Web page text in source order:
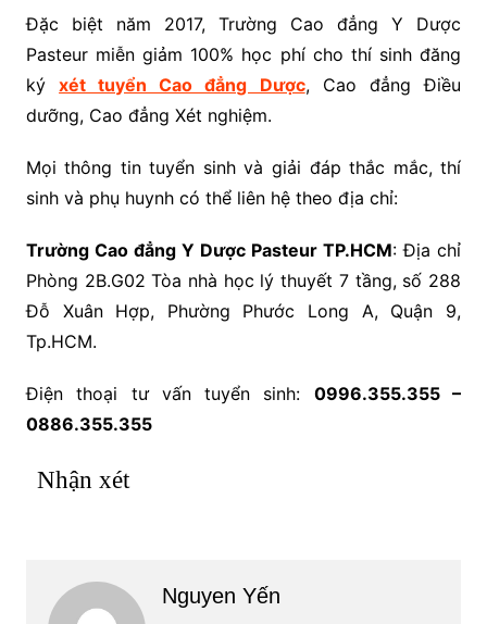
Đặc biệt năm 2017, Trường Cao đẳng Y Dược
Pasteur miễn giảm 100% học phí cho thí sinh đăng
kýxét tuyển Cao đẳng Dược, Cao đẳng Điều
dưỡng, Cao đẳng Xét nghiệm.
Mọi thông tin tuyển sinh và giải đáp thắc mắc, thí
sinh và phụ huynh có thể liên hệ theo địa chỉ:
Trường Cao đẳng Y Dược Pasteur TP.HCM: Địa chỉ
Phòng 2B.G02 Tòa nhà học lý thuyết 7 tầng, số 288
Đỗ Xuân Hợp, Phường Phước Long A, Quận 9,
Tp.HCM.
Điện thoại tư vấn tuyển sinh: 0996.355.355 –
0886.355.355
Nhận xét
Nguyen Yến